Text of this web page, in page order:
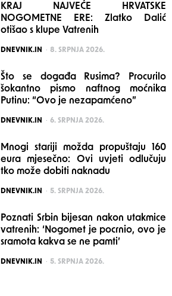
KRAJ NAJVEĆE HRVATSKE
NOGOMETNE ERE: Zlatko Dalić
otišao s klupe Vatrenih
POSTED
DNEVNIK.IN 8. SRPNJA 2026.
Što se događa Rusima? Procurilo
šokantno pismo naftnog moćnika
Putinu: “Ovo je nezapamćeno”
POSTED
DNEVNIK.IN 6. SRPNJA 2026.
Mnogi stariji možda propuštaju 160
eura mjesečno: Ovi uvjeti odlučuju
tko može dobiti naknadu
POSTED
DNEVNIK.IN 5. SRPNJA 2026.
Poznati Srbin bijesan nakon utakmice
vatrenih: ‘Nogomet je pocrnio, ovo je
sramota kakva se ne pamti’
POSTED
DNEVNIK.IN 5. SRPNJA 2026.